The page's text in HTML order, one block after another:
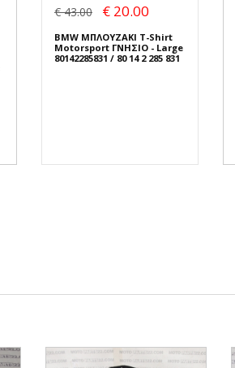
€ 43.00 € 20.00
BMW ΜΠΛΟΥΖΑΚΙ T-Shirt
Motorsport ΓΝΗΣΙΟ - Large
80142285831 / 80 14 2 285 831